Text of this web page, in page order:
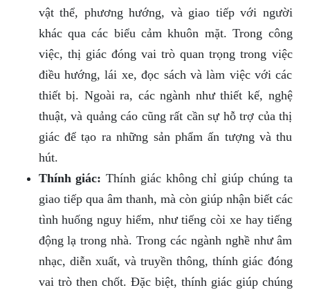
vật thể, phương hướng, và giao tiếp với người
khác qua các biểu cảm khuôn mặt. Trong công
việc, thị giác đóng vai trò quan trọng trong việc
điều hướng, lái xe, đọc sách và làm việc với các
thiết bị. Ngoài ra, các ngành như thiết kế, nghệ
thuật, và quảng cáo cũng rất cần sự hỗ trợ của thị
giác để tạo ra những sản phẩm ấn tượng và thu
hút.
Thính giác: Thính giác không chỉ giúp chúng ta
giao tiếp qua âm thanh, mà còn giúp nhận biết các
tình huống nguy hiểm, như tiếng còi xe hay tiếng
động lạ trong nhà. Trong các ngành nghề như âm
nhạc, diễn xuất, và truyền thông, thính giác đóng
vai trò then chốt. Đặc biệt, thính giác giúp chúng